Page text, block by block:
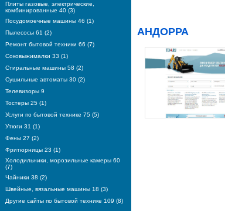
Плиты газовые, электрические,
комбинированные 40 (3)
Посудомоечные машины 46 (1)
Пылесосы 61 (2)
Ремонт бытовой техники 66 (7)
Соковыжималки 33 (1)
Стиральные машины 58 (2)
Сушильные автоматы 30 (2)
Телевизоры 9
Тостеры 25 (1)
Услуги по бытовой технике 75 (5)
Утюги 31 (1)
Фены 27 (2)
Фритюрницы 23 (1)
Холодильники, морозильные камеры 60
(7)
Чайники 38 (2)
Швейные, вязальные машины 18 (3)
Другие сайты по бытовой технике 109 (8)
АНДОРРА